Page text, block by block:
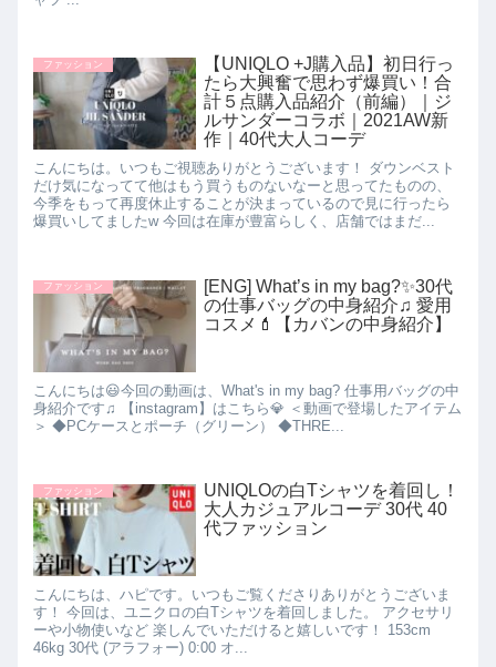
ファッション
【UNIQLO +J購入品】初日行っ
たら大興奮で思わず爆買い！合
計５点購入品紹介（前編）｜ジ
ルサンダーコラボ｜2021AW新
作｜40代大人コーデ
こんにちは。いつもご視聴ありがとうございます！ ダウンベスト
だけ気になってて他はもう買うものないなーと思ってたものの、
今季をもって再度休止することが決まっているので見に行ったら
爆買いしてましたw 今回は在庫が豊富らしく、店舗ではまだ...
ファッション
[ENG] What’s in my bag?✨30代
の仕事バッグの中身紹介♫ 愛用
コスメ💄【カバンの中身紹介】
こんにちは😃今回の動画は、What's in my bag? 仕事用バッグの中
身紹介です♫ 【instagram】はこちら💎 ＜動画で登場したアイテム
＞ ◆PCケースとポーチ（グリーン） ◆THRE...
ファッション
UNIQLOの白Tシャツを着回し！
大人カジュアルコーデ 30代 40
代ファッション
こんにちは、ハピです。いつもご覧くださりありがとうございま
す！ 今回は、ユニクロの白Tシャツを着回しました。 アクセサリ
ーや小物使いなど 楽しんでいただけると嬉しいです！ 153cm
46kg 30代 (アラフォー) 0:00 オ...